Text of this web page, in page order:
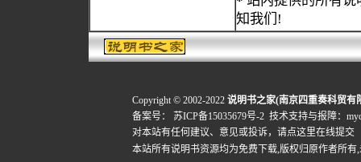
知我们!
Copyright © 2002-2022 说明书之家(南京四重奏科贸有
备案号：
苏ICP备15035679号-2 技术支持与报障：
对本站有任何建议、意见或投诉， 请点这里在线提交
本站所有说明书资源均为免费下载,版权归原作者所